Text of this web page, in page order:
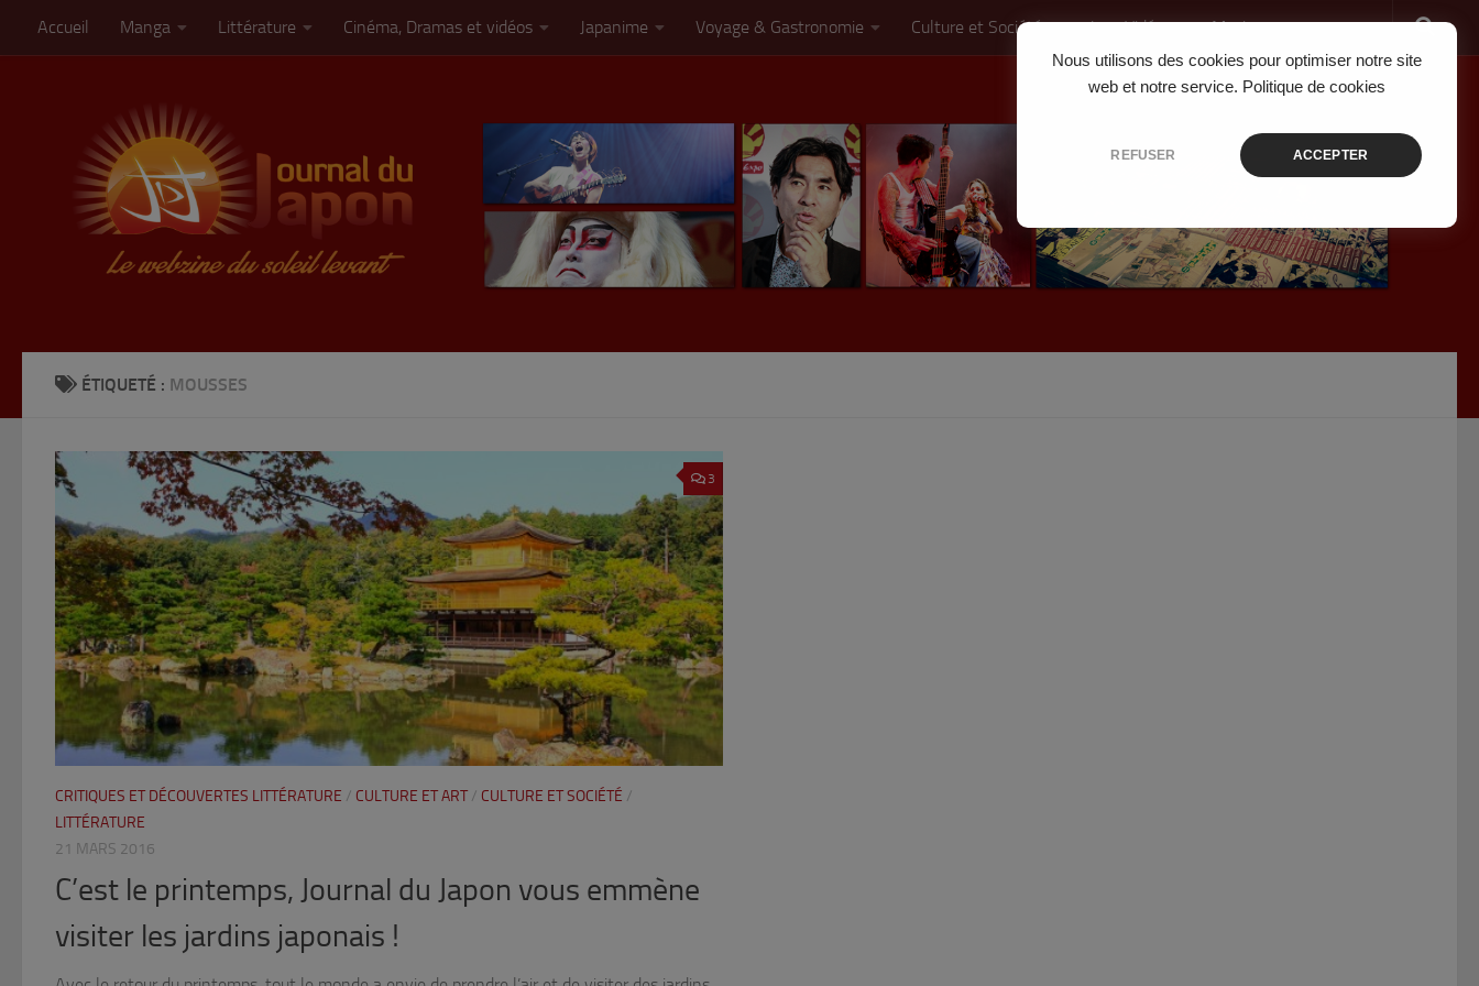
Nous utilisons des cookies pour optimiser notre site
web et notre service. Politique de cookies
REFUSER ACCEPTER
Skip to content
Accueil Manga Littérature Cinéma, Dramas et vidéos Japanime Voyage & Gastronomie Culture et Société Jeux Vidéo Musique
ÉTIQUETÉ : MOUSSES
3
CRITIQUES ET DÉCOUVERTES LITTÉRATURE / CULTURE ET ART / CULTURE ET SOCIÉTÉ /
LITTÉRATURE
21 MARS 2016
C’est le printemps, Journal du Japon vous emmène
visiter les jardins japonais !